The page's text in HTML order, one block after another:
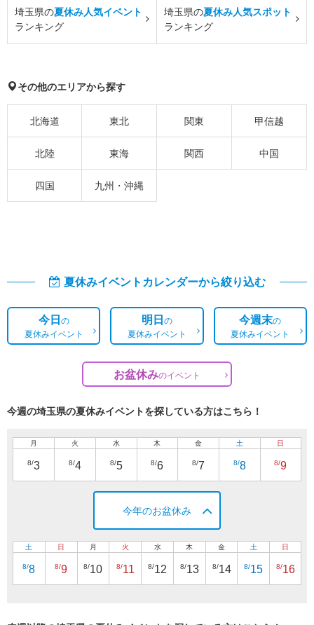
埼玉県の夏休み人気イベント
ランキング
埼玉県の夏休み人気スポット
ランキング
その他のエリアから探す
北海道 東北 関東 甲信越
北陸 東海 関西 中国
四国 九州・沖縄
夏休みイベントカレンダーから絞り込む
今日の
夏休みイベント
明日の
夏休みイベント
今週末の
夏休みイベント
お盆休みのイベント
今週の埼玉県の夏休みイベントを探している方はこちら！
月
8/3
火
8/4
水
8/5
木
8/6
金
8/7
土
8/8
日
8/9
今年のお盆休み
土
8/8
日
8/9
月
8/10
火
8/11
水
8/12
木
8/13
金
8/14
土
8/15
日
8/16